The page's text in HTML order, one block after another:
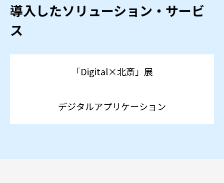
導入したソリューション・サービ
ス
「Digital×北斎」展
デジタルアプリケーション